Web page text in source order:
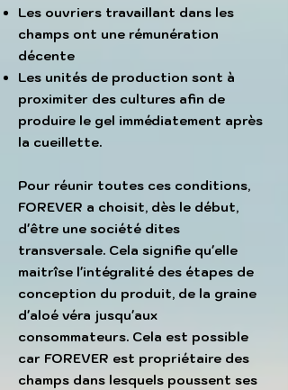
Les ouvriers travaillant dans les
champs ont une rémunération
décente
Les unités de production sont à
proximiter des cultures afin de
produire le gel immédiatement après
la cueillette.
Pour réunir toutes ces conditions,
FOREVER a choisit, dès le début,
d'être une société dites
transversale. Cela signifie qu'elle
maitrîse l'intégralité des étapes de
conception du produit, de la graine
d'aloé véra jusqu'aux
consommateurs. Cela est possible
car FOREVER est propriétaire des
champs dans lesquels poussent ses